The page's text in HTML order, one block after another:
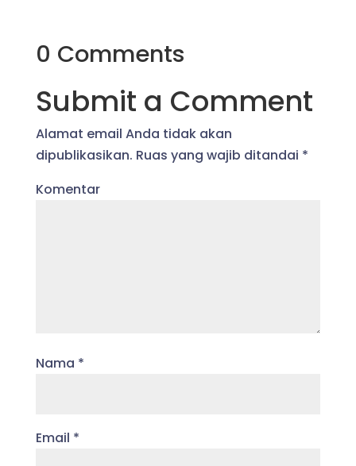
0 Comments
Submit a Comment
Alamat email Anda tidak akan
dipublikasikan. Ruas yang wajib ditandai *
Komentar
Nama *
Email *